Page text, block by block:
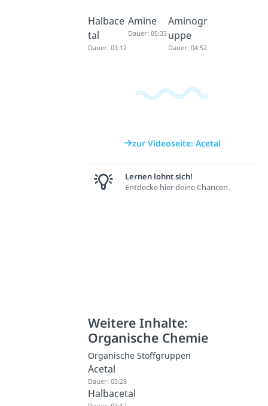
Halbace
tal
Dauer: 03:12
Amine
Dauer: 05:33
Aminogr
uppe
Dauer: 04:52
zur Videoseite: Acetal
Lernen lohnt sich!
Entdecke hier deine Chancen.
Weitere Inhalte:
Organische Chemie
Organische Stoffgruppen
Acetal
Dauer: 03:28
Halbacetal